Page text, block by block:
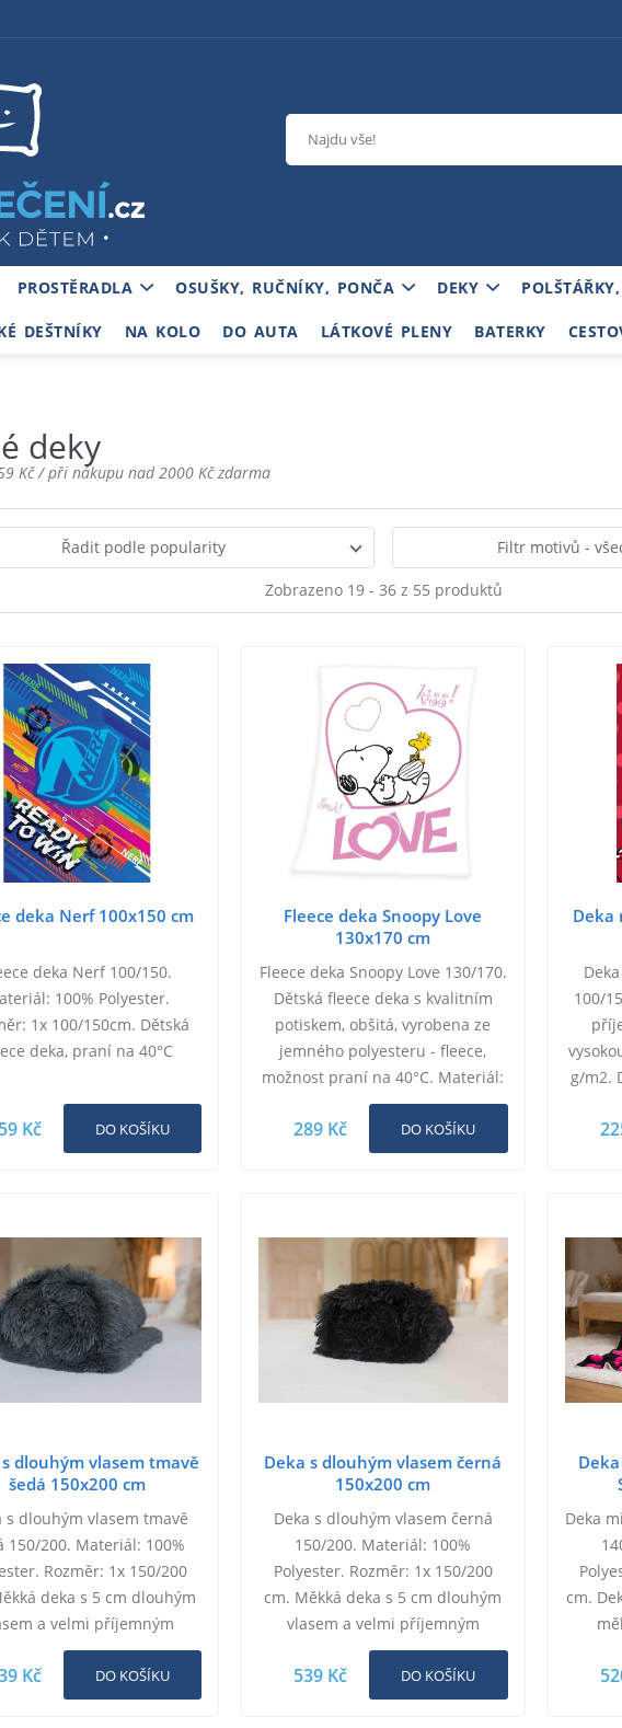
PROSTĚRADLA OSUŠKY, RUČNÍKY, PONČA DEKY
DEŠTNÍKY NA KOLO DO AUTA LÁTKOVÉ PLENY BATERKY
deky
Kč / při nákupu nad 2000 Kč zdarma
Řadit podle popularity Filtr motivů -
Zobrazeno 19 - 36 z 55 produktů
deka Nerf 100x150 cm
deka Nerf 100/150.
100% Polyester.
1x 100/150cm. Dětská
deka, praní na 40°C
Kč DO KOŠÍKU
Fleece deka Snoopy Love
130x170 cm
Fleece deka Snoopy Love 130/170.
Dětská fleece deka s kvalitním
potiskem, obšitá, vyrobena ze
jemného polyesteru - fleece,
možnost praní na 40°C. Materiál:
100% Polyester. Rozměr: 1x
130/170 cm.
289 Kč DO KOŠÍKU
Deka
100/
g/m2.
dlouhým vlasem tmavě
šedá 150x200 cm
s dlouhým vlasem tmavě
150/200. Materiál: 100%
Rozměr: 1x 150/200
deka s 5 cm dlouhým
a velmi příjemným
Deka má z jedné strany
vlas, z druhé…
Kč DO KOŠÍKU
Deka s dlouhým vlasem černá
150x200 cm
Deka s dlouhým vlasem černá
150/200. Materiál: 100%
Polyester. Rozměr: 1x 150/200
cm. Měkká deka s 5 cm dlouhým
vlasem a velmi příjemným
omakem. Deka má z jedné strany
dlouhý vlas, z druhé strany je…
539 Kč DO KOŠÍKU
Deka
cm.